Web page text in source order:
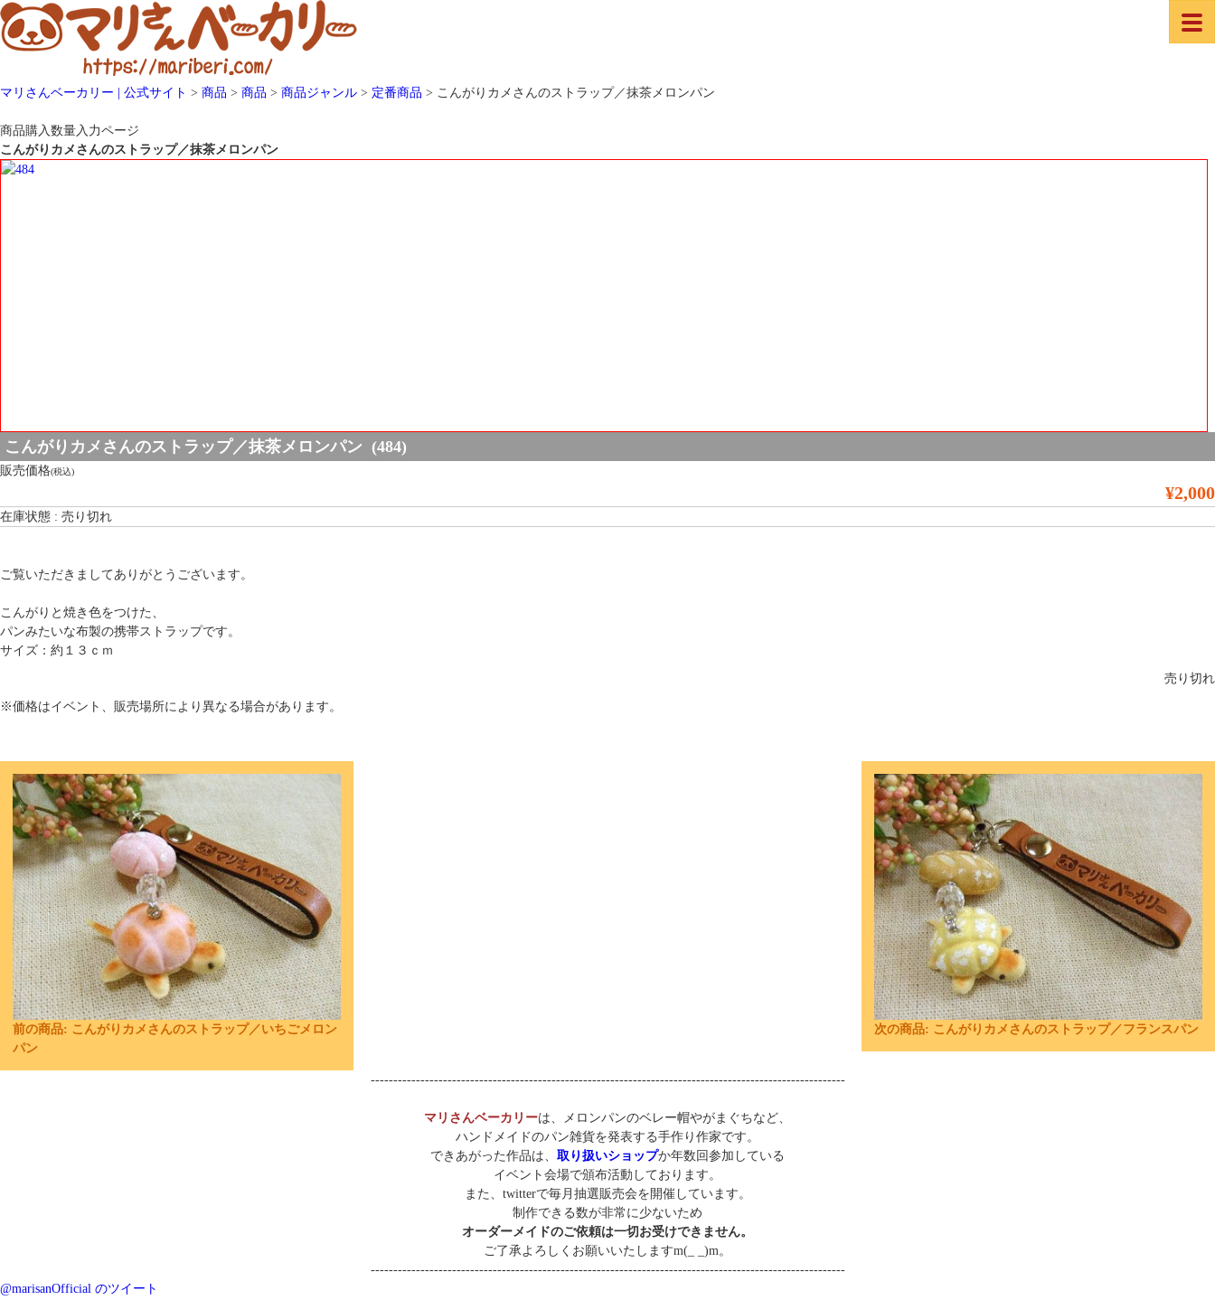
マリさんベーカリー | 公式サイト > 商品 > 商品 > 商品ジャンル > 定番商品 > こんがりカメさんのストラップ／抹茶メロンパン
商品購入数量入力ページ
こんがりカメさんのストラップ／抹茶メロンパン
こんがりカメさんのストラップ／抹茶メロンパン (484)
販売価格(税込)
¥2,000
在庫状態 : 売り切れ
ご覧いただきましてありがとうございます。
こんがりと焼き色をつけた、
パンみたいな布製の携帯ストラップです。
サイズ：約１３ｃｍ
売り切れ
※価格はイベント、販売場所により異なる場合があります。
前の商品: こんがりカメさんのストラップ／いちごメロン
パン
次の商品: こんがりカメさんのストラップ／フランスパン
---------------------------------------------------------------------------------------------------------
マリさんベーカリーは、メロンパンのベレー帽やがまぐちなど、
ハンドメイドのパン雑貨を発表する手作り作家です。
できあがった作品は、 取り扱いショップか年数回参加している
イベント会場で頒布活動しております。
また、twitterで毎月抽選販売会を開催しています。
制作できる数が非常に少ないため
オーダーメイドのご依頼は一切お受けできません。
ご了承よろしくお願いいたしますm(_ _)m。
---------------------------------------------------------------------------------------------------------
@marisanOfficial のツイート